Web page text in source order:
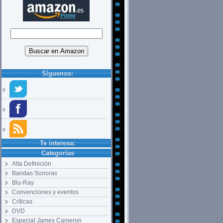
Síguenos:
Te interesa:
Categorías
Alta Definición
Bandas Sonoras
Blu-Ray
Convenciones y eventos
Críticas
DVD
Especial James Cameron